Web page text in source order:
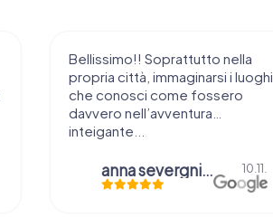
Bellissimo!! Soprattutto nella
propria città, immaginarsi i luoghi
che conosci come fossero
davvero nell’avventura…
inteigante...
anna severgnini 10.11.